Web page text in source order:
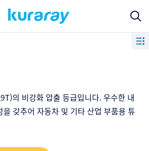
의 비강화 압출 등급입니다. 우수한 내
을 갖추어 자동차 및 기타 산업 부품용 튜